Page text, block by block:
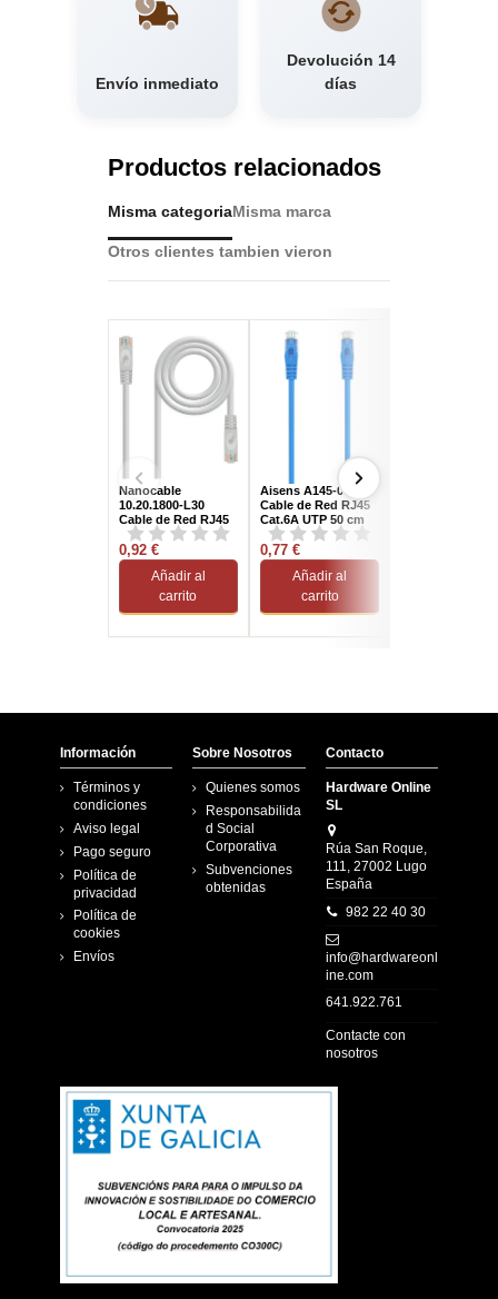
Envío inmediato
Devolución 14
días
Productos relacionados
Misma categoriaMisma marca
Otros clientes tambien vieron
Nanocable
10.20.1800-L30
Cable de Red RJ45
Cat.6A UTP LSZH
30cm Gris
0,92 €
Añadir al
carrito
Aisens A145-0572
Cable de Red RJ45
Cat.6A UTP 50 cm
Azul
0,77 €
Añadir al
carrito
Información
Términos y
condiciones
Aviso legal
Pago seguro
Política de
privacidad
Política de
cookies
Envíos
Sobre Nosotros
Quienes somos
Responsabilida
d Social
Corporativa
Subvenciones
obtenidas
Contacto
Hardware Online
SL
Rúa San Roque,
111, 27002 Lugo
España
982 22 40 30
info@hardwareonl
ine.com
641.922.761
Contacte con
nosotros